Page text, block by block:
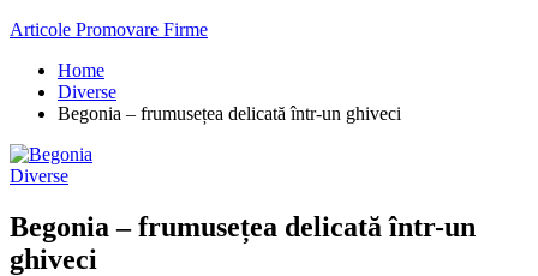
Articole Promovare Firme
Home
Diverse
Begonia – frumusețea delicată într-un ghiveci
Diverse
Begonia – frumusețea delicată într-un
ghiveci